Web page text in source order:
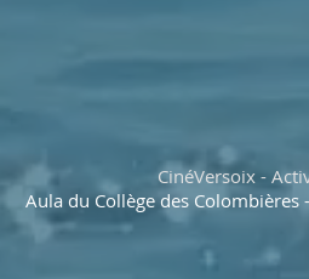
CinéVersoix -
Aula du Collège des